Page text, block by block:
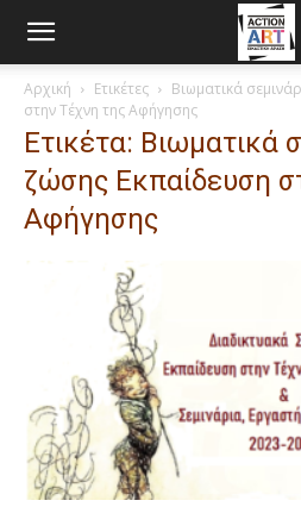
Αρχική Ετικέτες
Βιωματικά
στην Τέχνη της Αφήγησης
Ετικέτα: Βιωματικά
ζώσης Εκπαίδευση
Αφήγησης